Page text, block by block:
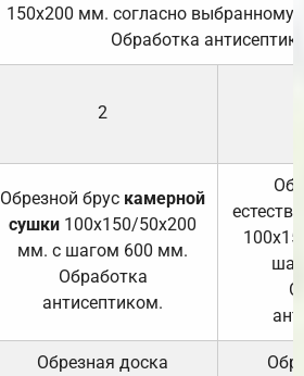
150х200 мм. согласно выбранному
Обработка
2
Обрезной брус камерной
сушки 100х150/50х200
мм. с шагом 600 мм.
Обработка
антисептиком.
Обрезная доска